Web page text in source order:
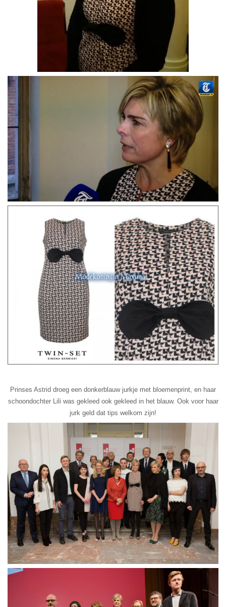
Prinses Astrid droeg een donkerblauw jurkje met bloemenprint, en haar
schoondochter Lili was gekleed ook gekleed in het blauw. Ook voor haar
jurk geld dat tips welkom zijn!